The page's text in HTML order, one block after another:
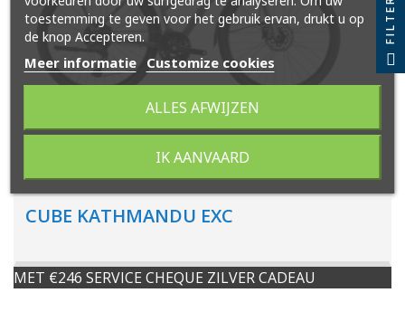
CUBE KATHMANDU EXC
MET €246 SERVICE CHEQUE ZILVER CADEAU
toestemming te geven voor het gebruik ervan, drukt u op
de knop Accepteren.
Meer informatie Customize cookies
ALLES AFWIJZEN
IK AANVAARD
FILTER